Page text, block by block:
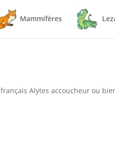
Mammifères
Alytes accoucheur ou